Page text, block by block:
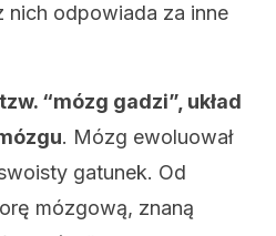
nich odpowiada za inne
“mózg gadzi”, układ
. Mózg ewoluował
gatunek. Od
mózgową, znaną